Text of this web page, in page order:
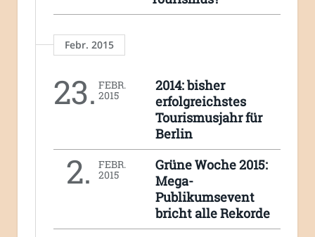
Febr. 2015
23. FEBR.
2015
2014: bisher
erfolgreichstes
Tourismusjahr für
Berlin
2. FEBR.
2015
Grüne Woche 2015:
Mega-
Publikumsevent
bricht alle Rekorde